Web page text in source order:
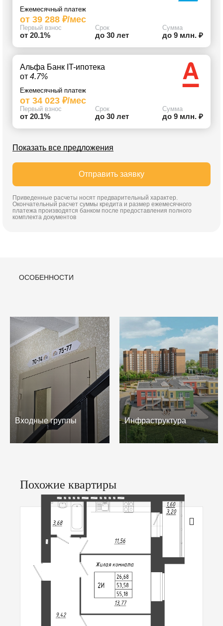
Ежемесячный платеж
от 39 288 ₽/мес
Первый взнос
от 20.1%
Срок
до 30 лет
Сумма
до 9 млн. ₽
Альфа Банк IT-ипотека
от 4.7%
Ежемесячный платеж
от 34 023 ₽/мес
Первый взнос
от 20.1%
Срок
до 30 лет
Сумма
до 9 млн. ₽
Показать все предложения
Отправить заявку
Приведенные расчеты носят предварительный характер.
Окончательный расчет суммы кредита и размер ежемесячного
платежа производятся банком после предоставления полного
комплекта документов
ОСОБЕННОСТИ
Входные группы Инфраструктура
Похожие квартиры